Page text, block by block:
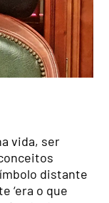
vida, ser
distante
‘era o que